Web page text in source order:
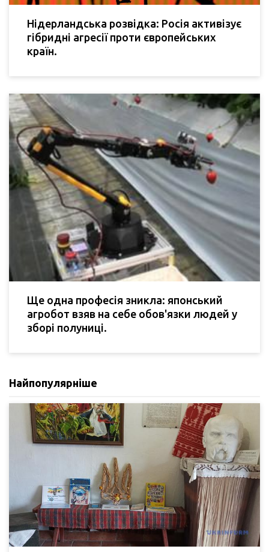
Нідерландська розвідка: Росія активізує
гібридні агресії проти європейських
країн.
Ще одна професія зникла: японський
агробот взяв на себе обов'язки людей у
зборі полуниці.
Найпопулярніше